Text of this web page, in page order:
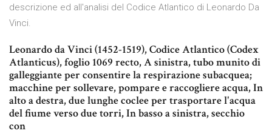
descrizione ed all'analisi del Codice Atlantico di Leonardo Da
Vinci.
Leonardo da Vinci (1452-1519), Codice Atlantico (Codex
Atlanticus), foglio 1069 recto, A sinistra, tubo munito di
galleggiante per consentire la respirazione subacquea;
macchine per sollevare, pompare e raccogliere acqua, In
alto a destra, due lunghe coclee per trasportare l'acqua
del fiume verso due torri, In basso a sinistra, secchio
con